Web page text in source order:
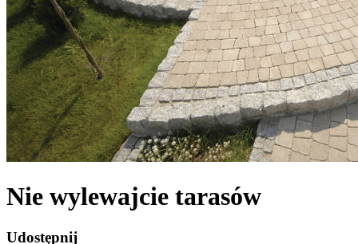
Nie wylewajcie tarasów
Udostępnij